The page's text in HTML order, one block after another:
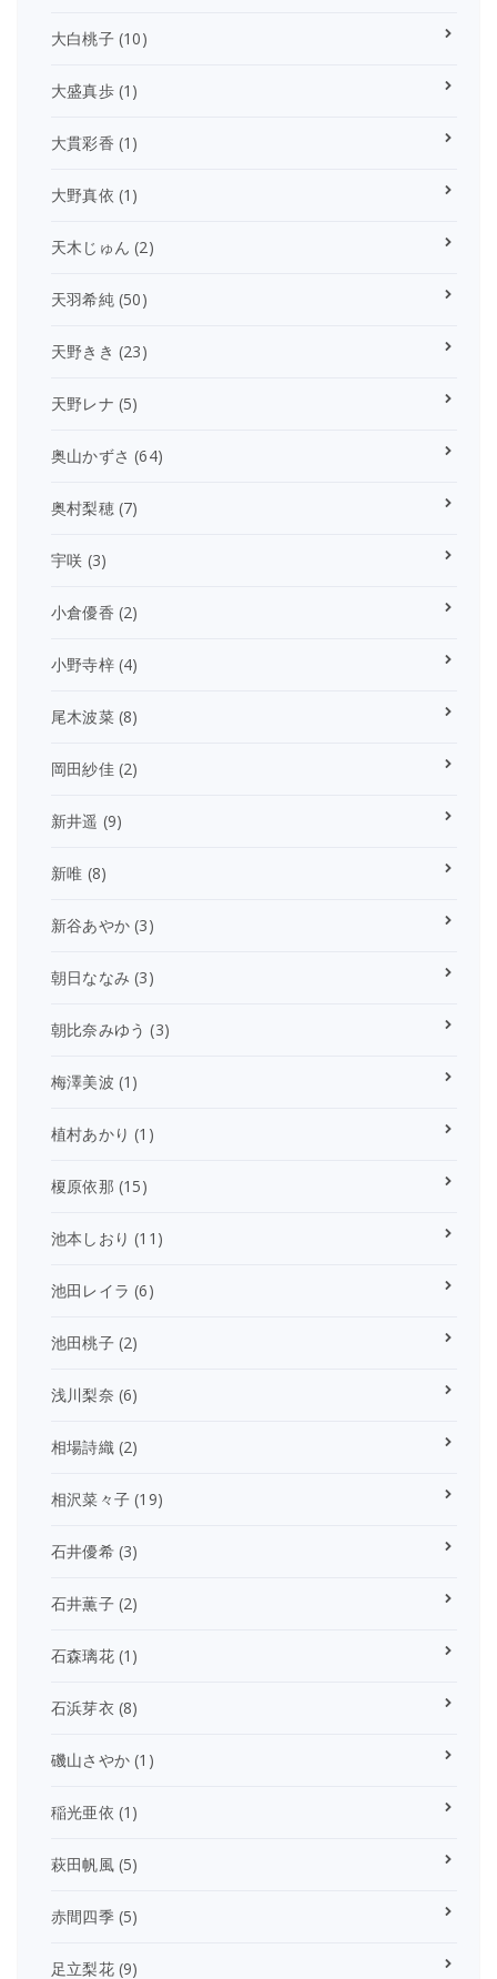
大白桃子(10)
大盛真歩(1)
大貫彩香 (1)
大野真依 (1)
天木じゅん (2)
天羽希純(50)
天野きき (23)
天野レナ (5)
奥山かずさ (64)
奥村梨穂(7)
宇咲 (3)
小倉優香 (2)
小野寺梓(4)
尾木波菜(8)
岡田紗佳(2)
新井遥 (9)
新唯 (8)
新谷あやか (3)
朝日ななみ (3)
朝比奈みゆう (3)
梅澤美波 (1)
植村あかり (1)
榎原依那 (15)
池本しおり (11)
池田レイラ (6)
池田桃子(2)
浅川梨奈 (6)
相場詩織(2)
相沢菜々子 (19)
石井優希(3)
石井薫子(2)
石森璃花(1)
石浜芽衣 (8)
磯山さやか (1)
稲光亜依 (1)
萩田帆風(5)
赤間四季(5)
足立梨花(9)